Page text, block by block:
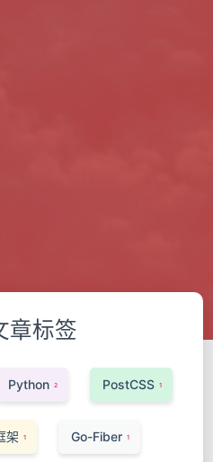
标签
Python 2 PostCSS 1
架 1 Go-Fiber 1